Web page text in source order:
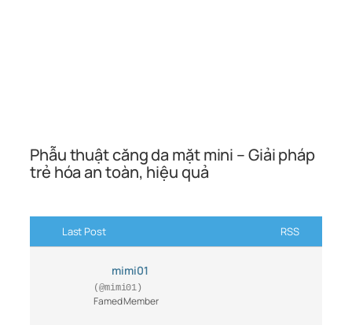
Phẫu thuật căng da mặt mini – Giải pháp
trẻ hóa an toàn, hiệu quả
Last Post RSS
mimi01
(@mimi01)
Famed Member